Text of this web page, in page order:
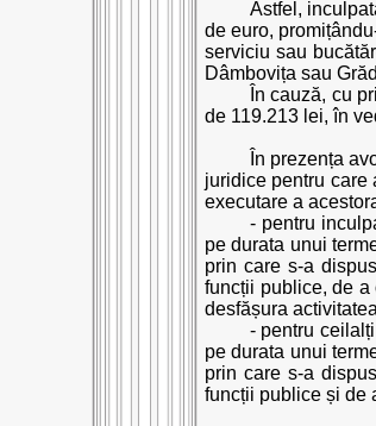
Astfel,
de euro,
serviciu sau
Dâmbovița sau
În cauză, cu
de 119.213 lei, în
În prezența
juridice pentru care
executare a
- pentru
pe durata unui
prin care s-a
funcții publice, de a
desfășura
- pentru
pe durata unui
prin care s-a
funcții publice și de